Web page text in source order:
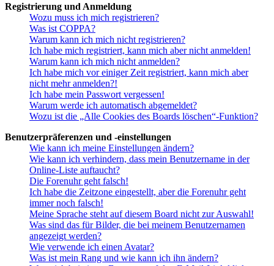
Registrierung und Anmeldung
Wozu muss ich mich registrieren?
Was ist COPPA?
Warum kann ich mich nicht registrieren?
Ich habe mich registriert, kann mich aber nicht anmelden!
Warum kann ich mich nicht anmelden?
Ich habe mich vor einiger Zeit registriert, kann mich aber
nicht mehr anmelden?!
Ich habe mein Passwort vergessen!
Warum werde ich automatisch abgemeldet?
Wozu ist die „Alle Cookies des Boards löschen“-Funktion?
Benutzerpräferenzen und -einstellungen
Wie kann ich meine Einstellungen ändern?
Wie kann ich verhindern, dass mein Benutzername in der
Online-Liste auftaucht?
Die Forenuhr geht falsch!
Ich habe die Zeitzone eingestellt, aber die Forenuhr geht
immer noch falsch!
Meine Sprache steht auf diesem Board nicht zur Auswahl!
Was sind das für Bilder, die bei meinem Benutzernamen
angezeigt werden?
Wie verwende ich einen Avatar?
Was ist mein Rang und wie kann ich ihn ändern?